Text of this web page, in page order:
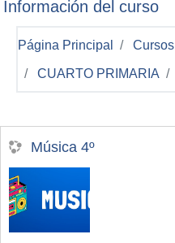
Información del curso
Página Principal Cursos
CUARTO PRIMARIA
Música 4º